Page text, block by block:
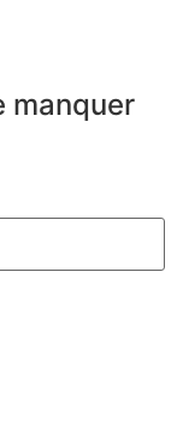
manquer